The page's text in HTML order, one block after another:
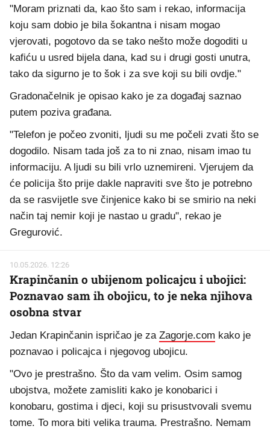
"Moram priznati da, kao što sam i rekao, informacija
koju sam dobio je bila šokantna i nisam mogao
vjerovati, pogotovo da se tako nešto može dogoditi u
kafiću u usred bijela dana, kad su i drugi gosti unutra,
tako da sigurno je to šok i za sve koji su bili ovdje."
Gradonačelnik je opisao kako je za događaj saznao
putem poziva građana.
"Telefon je počeo zvoniti, ljudi su me počeli zvati što se
dogodilo. Nisam tada još za to ni znao, nisam imao tu
informaciju. A ljudi su bili vrlo uznemireni. Vjerujem da
će policija što prije dakle napraviti sve što je potrebno
da se rasvijetle sve činjenice kako bi se smirio na neki
način taj nemir koji je nastao u gradu", rekao je
Gregurović.
10.05.2026. 12:26
Krapinčanin o ubijenom policajcu i ubojici:
Poznavao sam ih obojicu, to je neka njihova
osobna stvar
Jedan Krapinčanin ispričao je za Zagorje.com kako je
poznavao i policajca i njegovog ubojicu.
"Ovo je prestrašno. Što da vam velim. Osim samog
ubojstva, možete zamisliti kako je konobarici i
konobaru, gostima i djeci, koji su prisustvovali svemu
tome. To mora biti velika trauma. Prestrašno. Nemam